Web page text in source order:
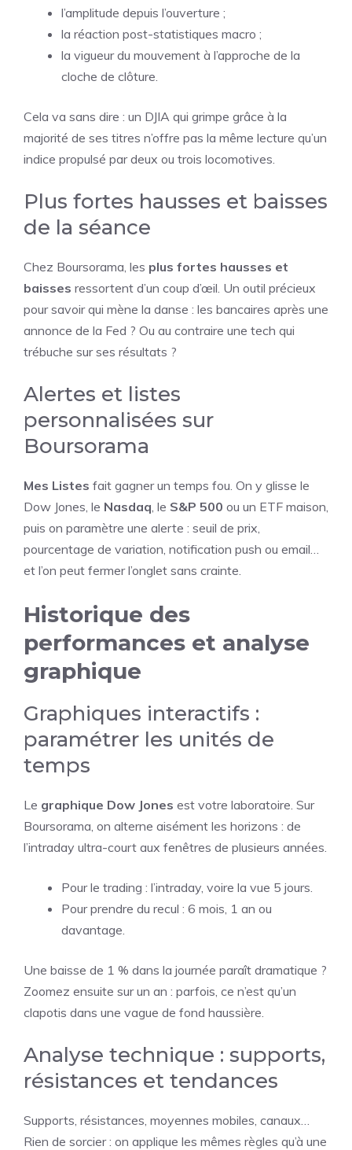
l’amplitude depuis l’ouverture ;
la réaction post-statistiques macro ;
la vigueur du mouvement à l’approche de la
cloche de clôture.
Cela va sans dire : un DJIA qui grimpe grâce à la
majorité de ses titres n’offre pas la même lecture qu’un
indice propulsé par deux ou trois locomotives.
Plus fortes hausses et baisses
de la séance
Chez Boursorama, les plus fortes hausses et
baisses ressortent d’un coup d’œil. Un outil précieux
pour savoir qui mène la danse : les bancaires après une
annonce de la Fed ? Ou au contraire une tech qui
trébuche sur ses résultats ?
Alertes et listes
personnalisées sur
Boursorama
Mes Listes fait gagner un temps fou. On y glisse le
Dow Jones, le Nasdaq, le S&P 500 ou un ETF maison,
puis on paramètre une alerte : seuil de prix,
pourcentage de variation, notification push ou email…
et l’on peut fermer l’onglet sans crainte.
Historique des
performances et analyse
graphique
Graphiques interactifs :
paramétrer les unités de
temps
Le graphique Dow Jones est votre laboratoire. Sur
Boursorama, on alterne aisément les horizons : de
l’intraday ultra-court aux fenêtres de plusieurs années.
Pour le trading : l’intraday, voire la vue 5 jours.
Pour prendre du recul : 6 mois, 1 an ou
davantage.
Une baisse de 1 % dans la journée paraît dramatique ?
Zoomez ensuite sur un an : parfois, ce n’est qu’un
clapotis dans une vague de fond haussière.
Analyse technique : supports,
résistances et tendances
Supports, résistances, moyennes mobiles, canaux…
Rien de sorcier : on applique les mêmes règles qu’à une